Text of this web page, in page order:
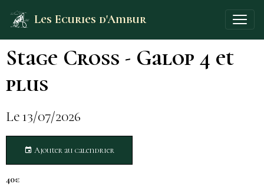
Les Ecuries d'Ambur
Stage Cross - Galop 4 et
plus
Le 13/07/2026
Ajouter au calendrier
40€